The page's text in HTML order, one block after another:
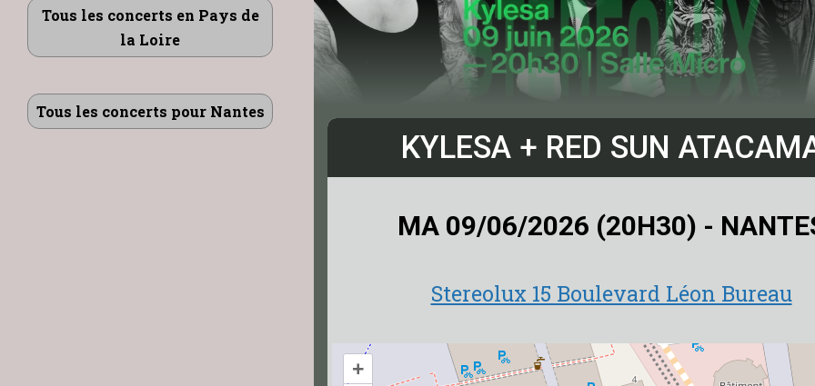
Tous les concerts en Pays de
la Loire
Tous les concerts pour Nantes
KYLESA + RED SUN
MA 09/06/2026 (20H30) -
Stereolux 15 Boulevard Léon Bureau
+